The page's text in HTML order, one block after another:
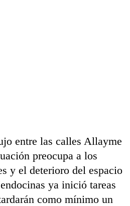
entre las calles Allayme
preocupa a los
y el deterioro del espacio
ya inició tareas
como mínimo un